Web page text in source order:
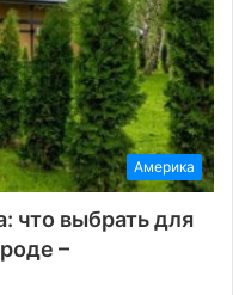
Америка
что выбрать для
–